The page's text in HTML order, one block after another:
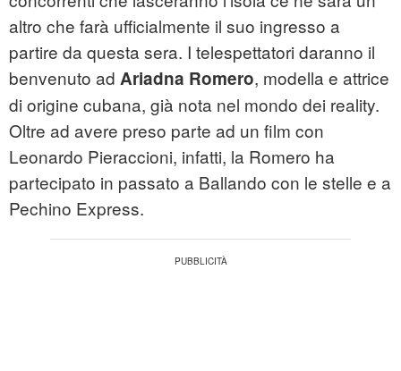
altro che farà ufficialmente il suo ingresso a
partire da questa sera. I telespettatori daranno il
benvenuto ad Ariadna Romero, modella e attrice
di origine cubana, già nota nel mondo dei reality.
Oltre ad avere preso parte ad un film con
Leonardo Pieraccioni, infatti, la Romero ha
partecipato in passato a Ballando con le stelle e a
Pechino Express.